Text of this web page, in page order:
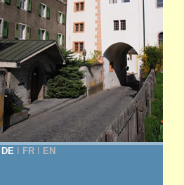
DE FR EN